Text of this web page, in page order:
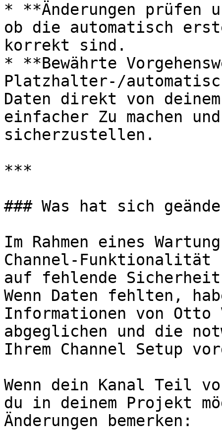
* **Änderungen
ob die automatisch
korrekt sind.
* **Bewährte
Platzhalter-/
Daten direkt von
einfacher Zu machen
sicherzustellen.
***
### Was hat sich
Im Rahmen eines
Channel-
auf fehlende
Wenn Daten fehlten,
Informationen von Otto
abgeglichen und die
Ihrem Channel Setup
Wenn dein Kanal Teil
du in deinem Projekt
Änderungen bemerken: